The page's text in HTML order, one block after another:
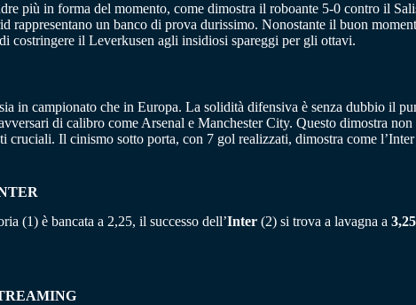
più in forma del momento, come dimostra il roboante 5-0 contro il
rappresentano un banco di prova durissimo. Nonostante il buon
costringere il Leverkusen agli insidiosi spareggi per gli ottavi.
in campionato che in Europa. La solidità difensiva è senza dubbio il
di calibro come Arsenal e Manchester City. Questo dimostra
cruciali. Il cinismo sotto porta, con 7 gol realizzati, dimostra come
(1) è bancata a 2,25, il successo dell’Inter (2) si trova a lavagna a 3,25